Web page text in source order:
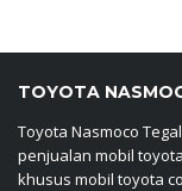
TOYOTA
Toyota Nasmoco
penjualan mobil
khusus mobil toyota